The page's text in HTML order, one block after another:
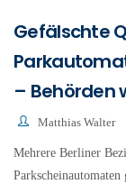
Gefälschte
– Behörden
Matthias Walter
Mehrere Berliner